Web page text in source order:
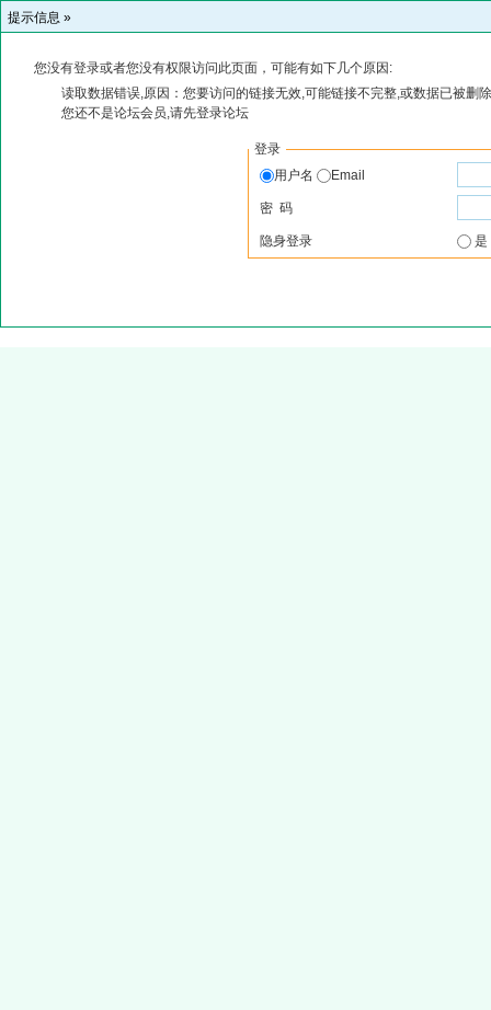
提示信息 »
您没有登录或者您没有权限访问此页面，可能有如下几个原因:
读取数据错误,原因：您要访问的链接无效,可能链接不完整,或数据已被删
您还不是论坛会员,请先登录论坛
登录
用户名
Email
密 码
隐身登录